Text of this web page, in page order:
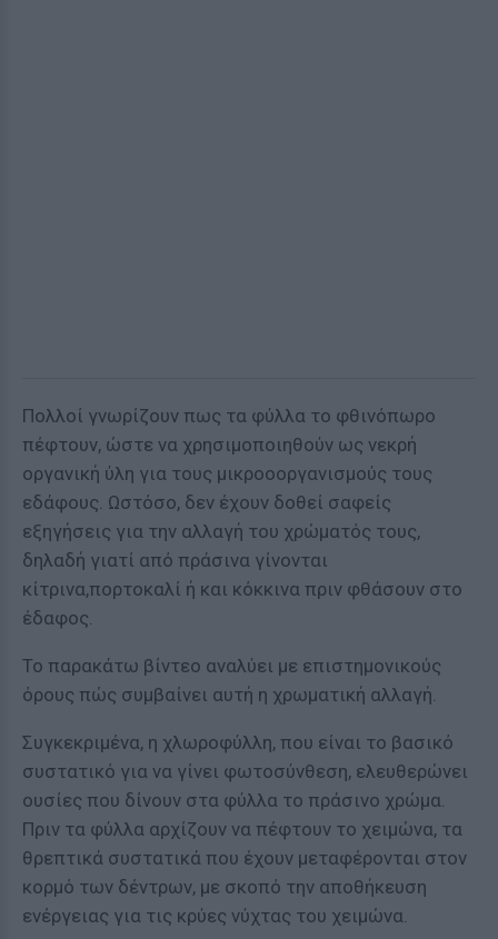
Πολλοί γνωρίζουν πως τα φύλλα το φθινόπωρο
πέφτουν, ώστε να χρησιμοποιηθούν ως νεκρή
οργανική ύλη για τους μικροοοργανισμούς τους
εδάφους. Ωστόσο, δεν έχουν δοθεί σαφείς
εξηγήσεις για την αλλαγή του χρώματός τους,
δηλαδή γιατί από πράσινα γίνονται
κίτρινα,πορτοκαλί ή και κόκκινα πριν φθάσουν στο
έδαφος.
Το παρακάτω βίντεο αναλύει με επιστημονικούς
όρους πώς συμβαίνει αυτή η χρωματική αλλαγή.
Συγκεκριμένα, η χλωροφύλλη, που είναι το βασικό
συστατικό για να γίνει φωτοσύνθεση, ελευθερώνει
ουσίες που δίνουν στα φύλλα το πράσινο χρώμα.
Πριν τα φύλλα αρχίζουν να πέφτουν το χειμώνα, τα
θρεπτικά συστατικά που έχουν μεταφέρονται στον
κορμό των δέντρων, με σκοπό την αποθήκευση
ενέργειας για τις κρύες νύχτας του χειμώνα.